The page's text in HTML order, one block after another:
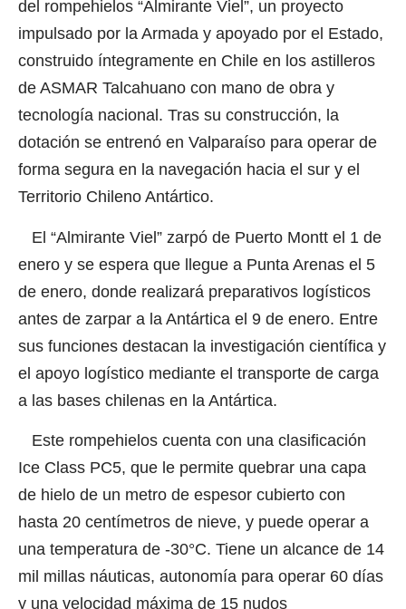
del rompehielos “Almirante Viel”, un proyecto
impulsado por la Armada y apoyado por el Estado,
construido íntegramente en Chile en los astilleros
de ASMAR Talcahuano con mano de obra y
tecnología nacional. Tras su construcción, la
dotación se entrenó en Valparaíso para operar de
forma segura en la navegación hacia el sur y el
Territorio Chileno Antártico.
El “Almirante Viel” zarpó de Puerto Montt el 1 de
enero y se espera que llegue a Punta Arenas el 5
de enero, donde realizará preparativos logísticos
antes de zarpar a la Antártica el 9 de enero. Entre
sus funciones destacan la investigación científica y
el apoyo logístico mediante el transporte de carga
a las bases chilenas en la Antártica.
Este rompehielos cuenta con una clasificación
Ice Class PC5, que le permite quebrar una capa
de hielo de un metro de espesor cubierto con
hasta 20 centímetros de nieve, y puede operar a
una temperatura de -30°C. Tiene un alcance de 14
mil millas náuticas, autonomía para operar 60 días
y una velocidad máxima de 15 nudos